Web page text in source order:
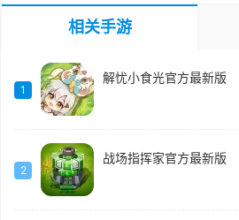
相关手游
1
解忧小食光官方最新版
2
战场指挥家官方最新版